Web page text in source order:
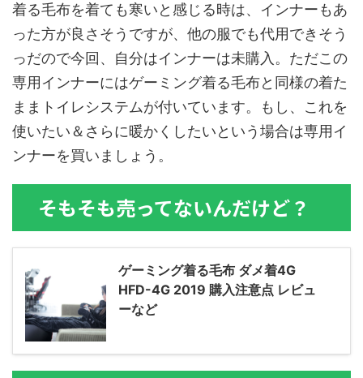
着る毛布を着ても寒いと感じる時は、インナーもあ
った方が良さそうですが、他の服でも代用できそう
っだので今回、自分はインナーは未購入。ただこの
専用インナーにはゲーミング着る毛布と同様の着た
ままトイレシステムが付いています。もし、これを
使いたい＆さらに暖かくしたいという場合は専用イ
ンナーを買いましょう。
そもそも売ってないんだけど？
ゲーミング着る毛布 ダメ着4G
HFD-4G 2019 購入注意点 レビュ
ーなど